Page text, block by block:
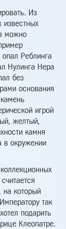
Из
известных
можно
Реблинга
Нулинга Нера
без
основания
игрой
желтый,
камня
в окружении
на который
так
подарить
Клеопатре.